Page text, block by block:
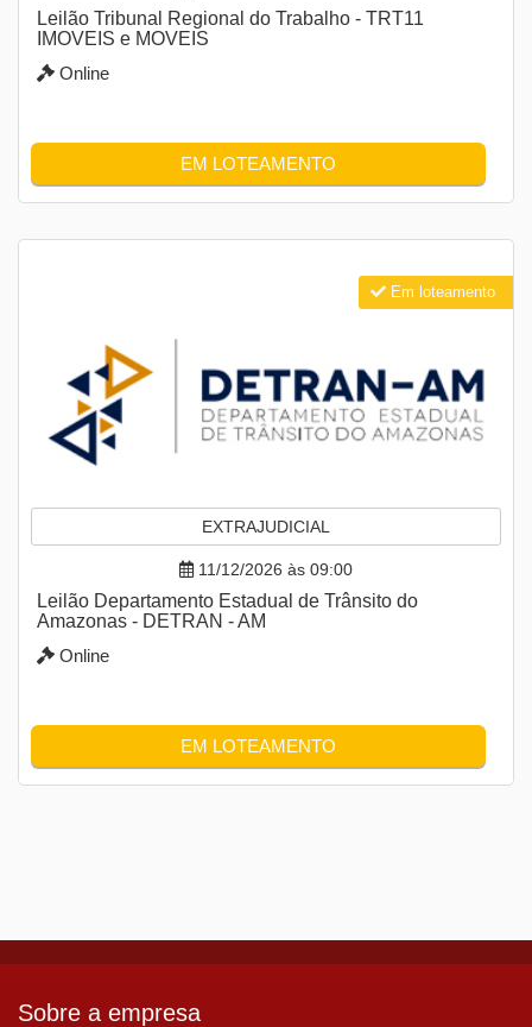
Leilão Tribunal Regional do Trabalho - TRT11
IMOVEIS e MOVEIS
Online
EM LOTEAMENTO
EXTRAJUDICIAL
11/12/2026 às 09:00
Leilão Departamento Estadual de Trânsito do
Amazonas - DETRAN - AM
Online
EM LOTEAMENTO
Em loteamento
Sobre a empresa